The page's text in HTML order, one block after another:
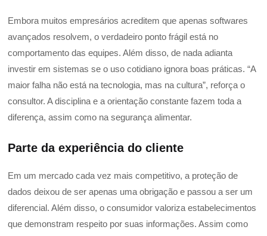
Embora muitos empresários acreditem que apenas softwares
avançados resolvem, o verdadeiro ponto frágil está no
comportamento das equipes. Além disso, de nada adianta
investir em sistemas se o uso cotidiano ignora boas práticas. “A
maior falha não está na tecnologia, mas na cultura”, reforça o
consultor. A disciplina e a orientação constante fazem toda a
diferença, assim como na segurança alimentar.
Parte da experiência do cliente
Em um mercado cada vez mais competitivo, a proteção de
dados deixou de ser apenas uma obrigação e passou a ser um
diferencial. Além disso, o consumidor valoriza estabelecimentos
que demonstram respeito por suas informações. Assim como